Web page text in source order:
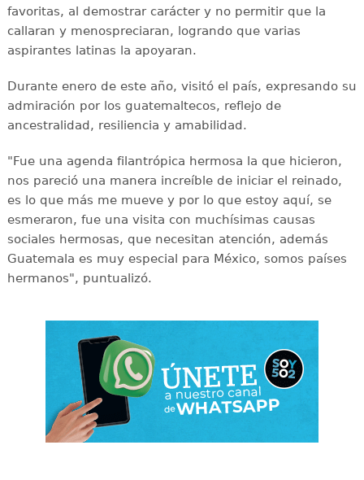
favoritas, al demostrar carácter y no permitir que la
callaran y menospreciaran, logrando que varias
aspirantes latinas la apoyaran.
Durante enero de este año, visitó el país, expresando su
admiración por los guatemaltecos, reflejo de
ancestralidad, resiliencia y amabilidad.
"Fue una agenda filantrópica hermosa la que hicieron,
nos pareció una manera increíble de iniciar el reinado,
es lo que más me mueve y por lo que estoy aquí, se
esmeraron, fue una visita con muchísimas causas
sociales hermosas, que necesitan atención, además
Guatemala es muy especial para México, somos países
hermanos", puntualizó.